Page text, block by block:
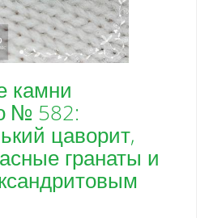
камни
№ 582:
цаворит,
гранаты и